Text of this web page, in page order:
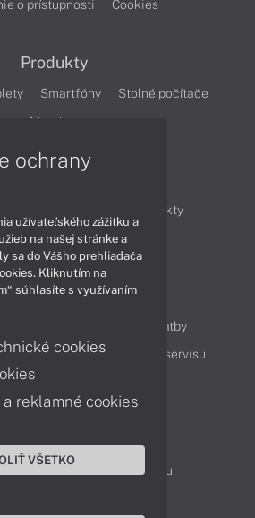
o prístupnosti
Cookies
Produkty
Smartfóny
Stolné počítače
Monitory
Produkty
Videá
Obsah
Možnosti doručenia a platby
Servisné služby Cenník servisu
Kontakty
771
Obchodné oddelenie
Reklamácia tovaru
ochrany
užívateľského zážitku a
na našej stránke a
sa do Vášho prehliadača
Kliknutím na
súhlasíte s využívaním
cookies
reklamné cookies
VŠETKO